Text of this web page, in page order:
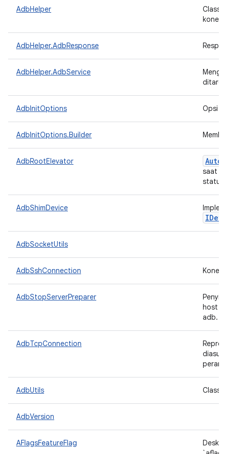
AdbHelper
Class
AdbHelper.AdbResponse
AdbHelper.AdbService
AdbInitOptions Opsi
AdbInitOptions.Builder
AdbRootElevator Auto
saat
status
AdbShimDevice
AdbSocketUtils
AdbSshConnection
AdbStopServerPreparer
host
adb.
AdbTcpConnection
AdbUtils Class
AdbVersion
AFlagsFeatureFlag